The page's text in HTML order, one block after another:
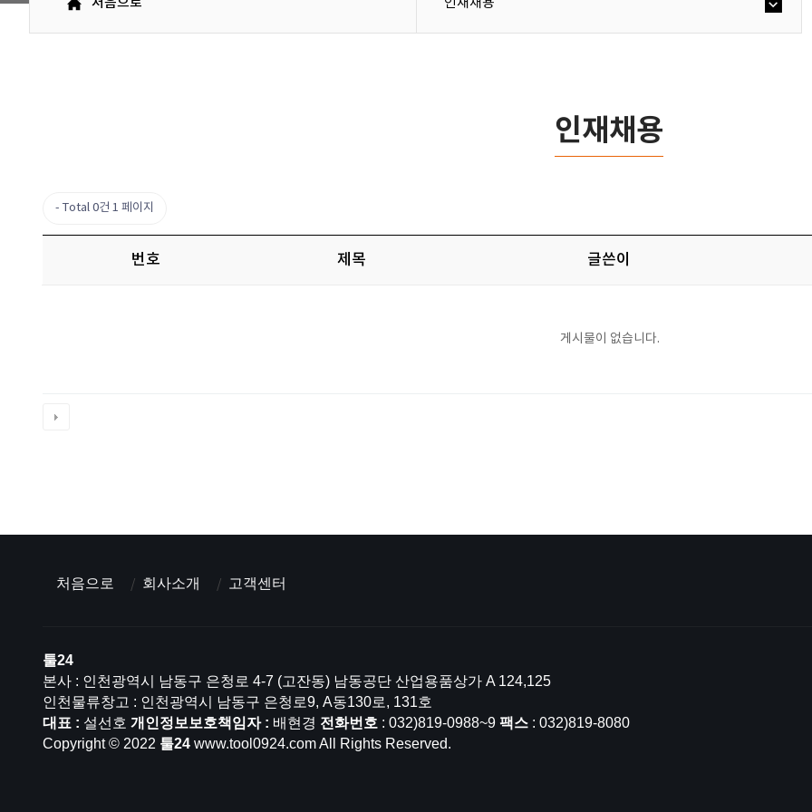
처음으로 인재채용
인재채용
Total 0건 1 페이지
번호 제목 글쓴이
게시물이 없습니다.
처음으로 회사소개 고객센터
툴24
본사 : 인천광역시 남동구 은청로 4-7 (고잔동) 남동공단 산업용품상가 A 124,125
인천물류창고 : 인천광역시 남동구 은청로9, A동130로, 131호
대표 : 설선호 개인정보보호책임자 : 배현경 전화번호 : 032)819-0988~9 팩스 : 032)819-8080
Copyright © 2022 툴24 www.tool0924.com All Rights Reserved.